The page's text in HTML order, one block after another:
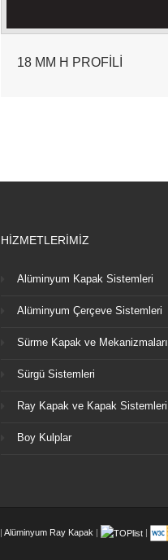
18 MM H PROFİLİ
HİZMETLERİMİZ
Alüminyum Kapak Sistemleri
Alüminyum Çerçeve Sistemleri
Sürme Kapak ve Mekanizmaları
Sürgü Sistemleri
Ray Kapak ve Kapak Sistemleri
Boy Kulplar
| Alüminyum Ray Kapak | |